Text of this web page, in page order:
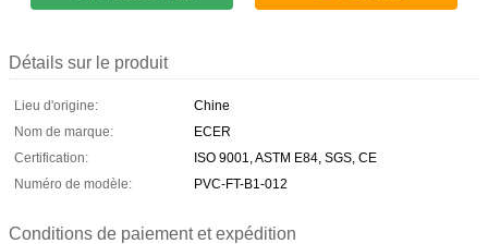
Détails sur le produit
Lieu d'origine:
Chine
Nom de marque:
ECER
Certification:
ISO 9001, ASTM E84, SGS, CE
Numéro de modèle:
PVC-FT-B1-012
Conditions de paiement et expédition